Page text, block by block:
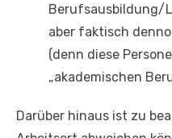
Berufsausbildung/
aber faktisch
(denn diese
„akademischen
Darüber hinaus ist zu